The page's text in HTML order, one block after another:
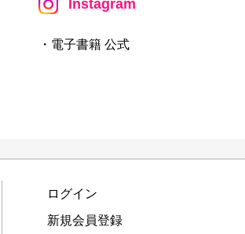
Instagram
・電子書籍 公式
ログイン
新規会員登録